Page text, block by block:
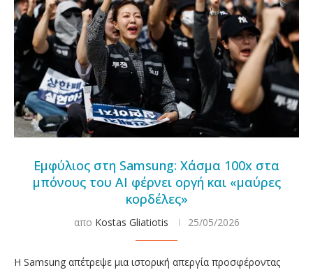
Εμφύλιος στη Samsung: Χάσμα 100x στα
μπόνους του AI φέρνει οργή και «μαύρες
κορδέλες»
απο Kostas Gliatiotis 25/05/2026
Η Samsung απέτρεψε μια ιστορική απεργία προσφέροντας